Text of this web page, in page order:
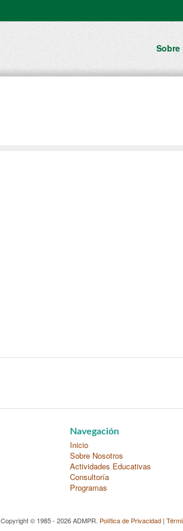
Navegación
Inicio
Sobre Nosotros
Actividades Educativas
Consultoría
Programas
Copyright © 1985 - 2026 ADMPR. Política de Privacidad|